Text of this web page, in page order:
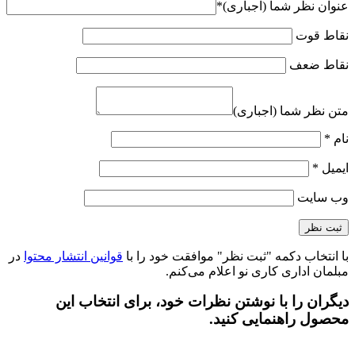
عنوان نظر شما (اجباری)*
نقاط قوت
نقاط ضعف
متن نظر شما (اجباری)
نام *
ایمیل *
وب‌ سایت
با انتخاب دکمه "ثبت نظر" موافقت خود را با قوانین انتشار محتوا در
مبلمان اداری کاری نو اعلام می‌کنم.
دیگران را با نوشتن نظرات خود، برای انتخاب این
محصول راهنمایی کنید.